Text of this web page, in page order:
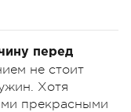
перед
не стоит
Хотя
прекрасными